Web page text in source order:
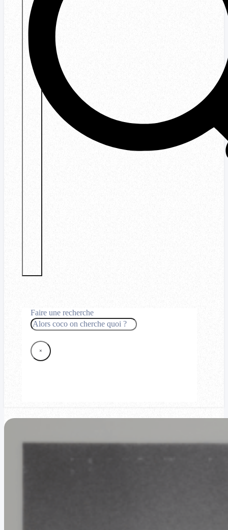
Faire une recherche
Rechercher
×